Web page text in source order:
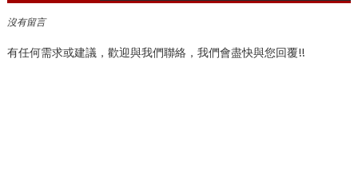
沒有留言
有任何需求或建議，歡迎與我們聯絡，我們會盡快與您回覆!!